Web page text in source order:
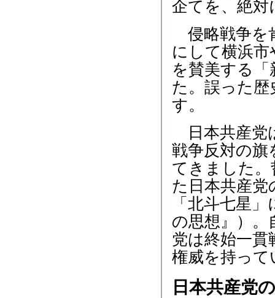
企てを、絶
侵略戦争を
にして横浜市
を賛美する
た。誤った
す。
日本共産党
戦争反対の
てきました
た日本共産
「北斗七星
の思想』）。
党は終始一
権威を持っ
日本共産党